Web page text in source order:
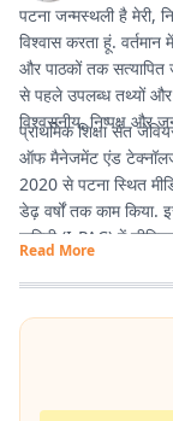
पटना जन्मस्थली है मेरी,
विश्वास करता हूं. वर्तमान
और पाठकों तक सत्यापित
से पहले उपलब्ध तथ्यों और
विश्वसनीय, निष्पक्ष और
प्राथमिक शिक्षा संत
ऑफ मैनेजमेंट एंड
2020 से पटना स्थित
डेढ़ वर्षों तक काम
कमिटी (I-PAC) में
में कार्य करने का मौका
माध्यम से नागरिकों के
कर रहा हूं.
Read More